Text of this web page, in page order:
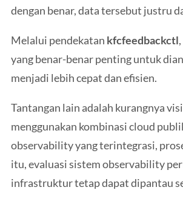
dengan benar, data tersebut justru
Melalui pendekatan kfcfeedbackctl
yang benar-benar penting untuk
menjadi lebih cepat dan efisien.
Tantangan lain adalah kurangnya
menggunakan kombinasi cloud
observability yang terintegrasi,
itu, evaluasi sistem observability
infrastruktur tetap dapat dipantau